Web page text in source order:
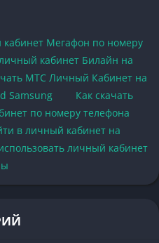
кабинет Мегафон по номеру
кабинет Билайн на
МТС Личный Кабинет на
Samsung
Как скачать
по номеру телефона
в личный кабинет на
личный кабинет